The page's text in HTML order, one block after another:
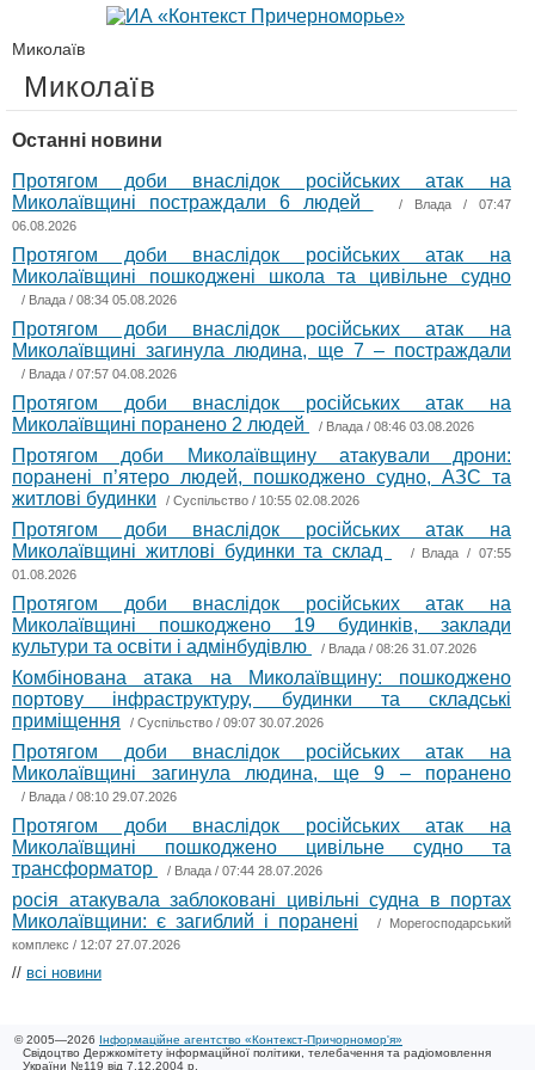
Миколаїв
Миколаїв
Останні новини
Протягом доби внаслідок російських атак на
Миколаївщині постраждали 6 людей
/ Влада / 07:47
06.08.2026
Протягом доби внаслідок російських атак на
Миколаївщині пошкоджені школа та цивільне судно
/ Влада / 08:34 05.08.2026
Протягом доби внаслідок російських атак на
Миколаївщині загинула людина, ще 7 – постраждали
/ Влада / 07:57 04.08.2026
Протягом доби внаслідок російських атак на
Миколаївщині поранено 2 людей
/ Влада / 08:46 03.08.2026
Протягом доби Миколаївщину атакували дрони:
поранені п’ятеро людей, пошкоджено судно, АЗС та
житлові будинки
/ Суспільство / 10:55 02.08.2026
Протягом доби внаслідок російських атак на
Миколаївщині житлові будинки та склад
/ Влада / 07:55
01.08.2026
Протягом доби внаслідок російських атак на
Миколаївщині пошкоджено 19 будинків, заклади
культури та освіти і адмінбудівлю
/ Влада / 08:26 31.07.2026
Комбінована атака на Миколаївщину: пошкоджено
портову інфраструктуру, будинки та складські
приміщення
/ Суспільство / 09:07 30.07.2026
Протягом доби внаслідок російських атак на
Миколаївщині загинула людина, ще 9 – поранено
/ Влада / 08:10 29.07.2026
Протягом доби внаслідок російських атак на
Миколаївщині пошкоджено цивільне судно та
трансформатор
/ Влада / 07:44 28.07.2026
росія атакувала заблоковані цивільні судна в портах
Миколаївщини: є загиблий і поранені
/ Морегосподарський
комплекс / 12:07 27.07.2026
// всі новини
© 2005—2026 Інформаційне агентство «Контекст-Причорномор'я»
Свідоцтво Держкомітету інформаційної політики, телебачення та радіомовлення
України №119 від 7.12.2004 р.